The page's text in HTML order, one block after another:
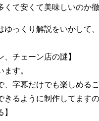
くて安くて美味しいのか徹
ゆっくり解説をいかして、
チェーン店の謎】
す。
、字幕だけでも楽しめるこ
るように制作してますの